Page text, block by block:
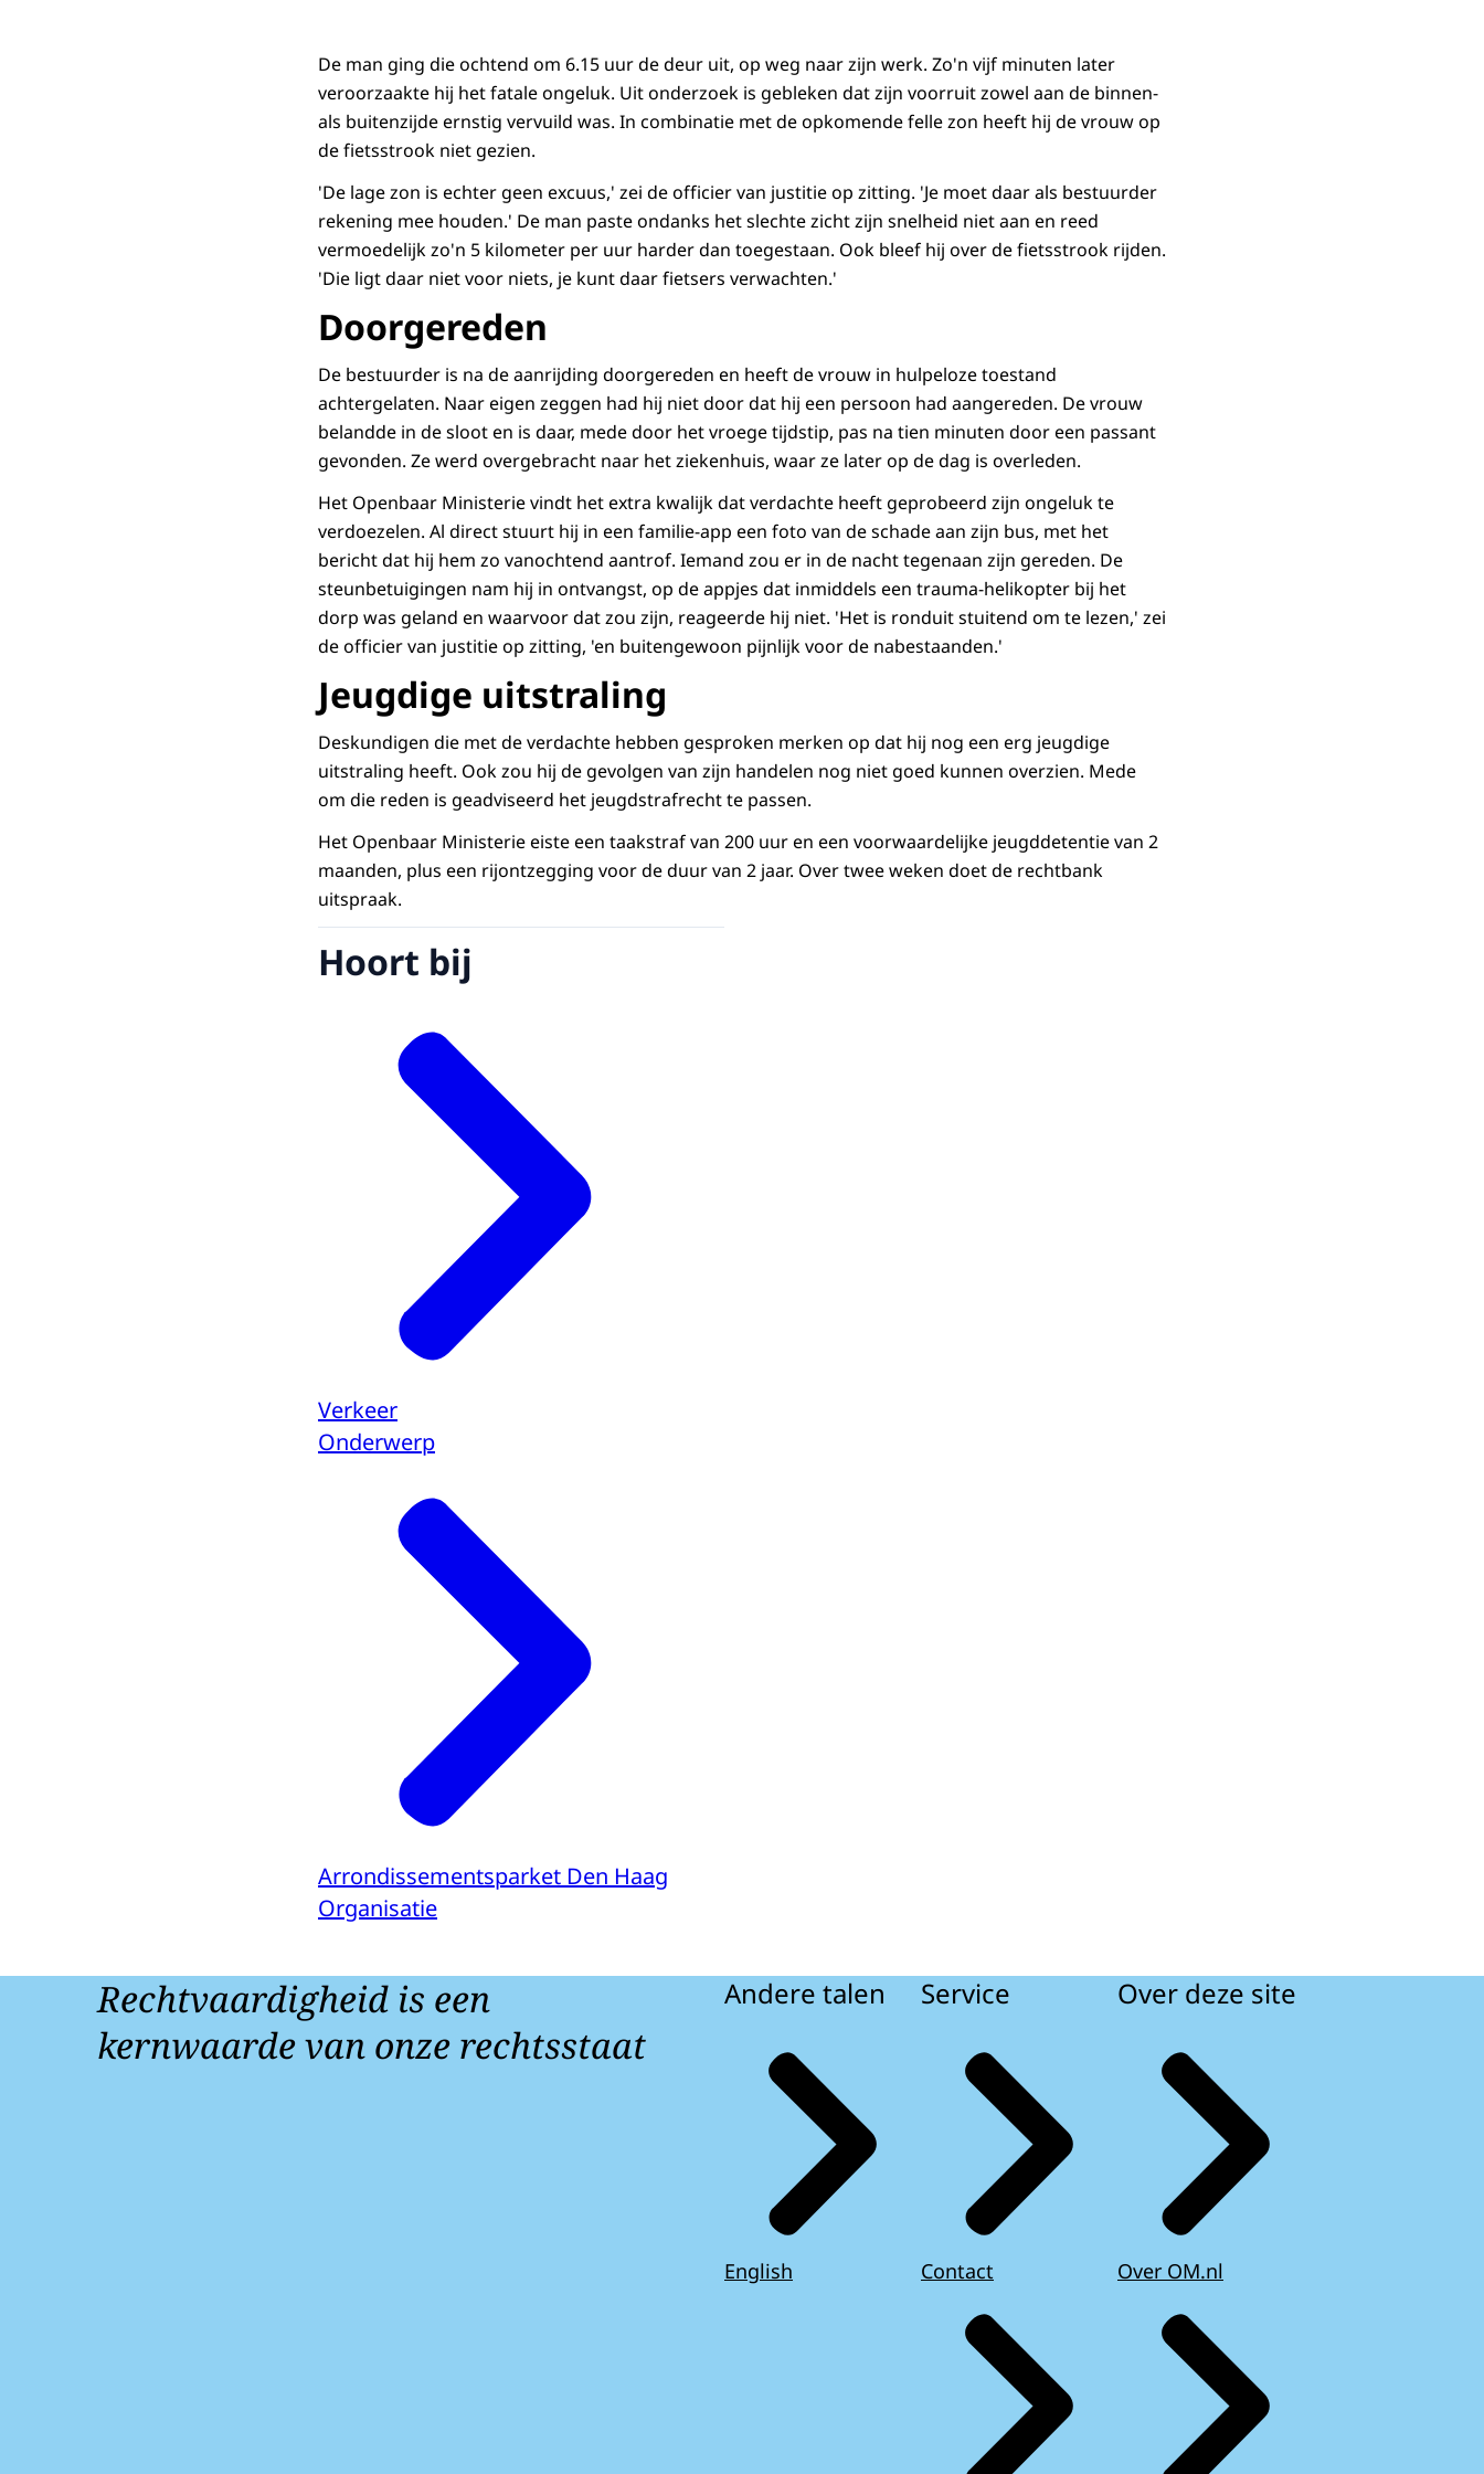
De man ging die ochtend om 6.15 uur de deur uit, op weg naar zijn werk. Zo'n vijf minuten later
veroorzaakte hij het fatale ongeluk. Uit onderzoek is gebleken dat zijn voorruit zowel aan de binnen-
als buitenzijde ernstig vervuild was. In combinatie met de opkomende felle zon heeft hij de vrouw op
de fietsstrook niet gezien.
'De lage zon is echter geen excuus,' zei de officier van justitie op zitting. 'Je moet daar als bestuurder
rekening mee houden.' De man paste ondanks het slechte zicht zijn snelheid niet aan en reed
vermoedelijk zo'n 5 kilometer per uur harder dan toegestaan. Ook bleef hij over de fietsstrook rijden.
'Die ligt daar niet voor niets, je kunt daar fietsers verwachten.'
Doorgereden
De bestuurder is na de aanrijding doorgereden en heeft de vrouw in hulpeloze toestand
achtergelaten. Naar eigen zeggen had hij niet door dat hij een persoon had aangereden. De vrouw
belandde in de sloot en is daar, mede door het vroege tijdstip, pas na tien minuten door een passant
gevonden. Ze werd overgebracht naar het ziekenhuis, waar ze later op de dag is overleden.
Het Openbaar Ministerie vindt het extra kwalijk dat verdachte heeft geprobeerd zijn ongeluk te
verdoezelen. Al direct stuurt hij in een familie-app een foto van de schade aan zijn bus, met het
bericht dat hij hem zo vanochtend aantrof. Iemand zou er in de nacht tegenaan zijn gereden. De
steunbetuigingen nam hij in ontvangst, op de appjes dat inmiddels een trauma-helikopter bij het
dorp was geland en waarvoor dat zou zijn, reageerde hij niet. 'Het is ronduit stuitend om te lezen,' zei
de officier van justitie op zitting, 'en buitengewoon pijnlijk voor de nabestaanden.'
Jeugdige uitstraling
Deskundigen die met de verdachte hebben gesproken merken op dat hij nog een erg jeugdige
uitstraling heeft. Ook zou hij de gevolgen van zijn handelen nog niet goed kunnen overzien. Mede
om die reden is geadviseerd het jeugdstrafrecht te passen.
Het Openbaar Ministerie eiste een taakstraf van 200 uur en een voorwaardelijke jeugddetentie van 2
maanden, plus een rijontzegging voor de duur van 2 jaar. Over twee weken doet de rechtbank
uitspraak.
Hoort bij
Verkeer
Onderwerp
Arrondissementsparket Den Haag
Organisatie
Rechtvaardigheid is een
kernwaarde van onze rechtsstaat
Andere talen
English
Service
Contact
Over deze site
Over OM.nl